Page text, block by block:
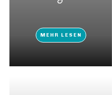
MEHR LESEN